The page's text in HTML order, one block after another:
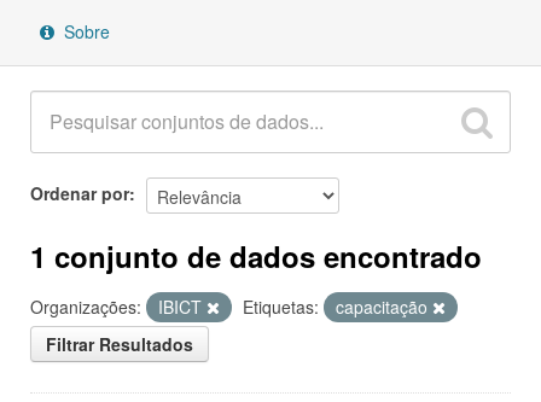
Sobre
Ordenar por
1 conjunto de dados encontrado
Organizações: IBICT Etiquetas:
capacitação
Filtrar Resultados